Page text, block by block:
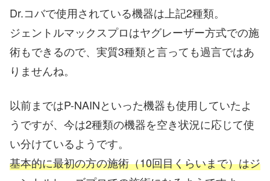
Dr.コバで使用されている機器は上記2種類。
ジェントルマックスプロはヤグレーザー方式での施
術もできるので、実質3種類と言っても過言ではあ
りませんね。
以前まではP-NAINといった機器も使用していたよ
うですが、今は2種類の機器を空き状況に応じて使
い分けているようです。
基本的に最初の方の施術（10回目くらいまで）はジ